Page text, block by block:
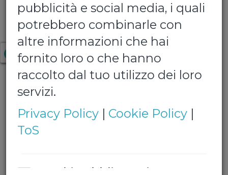
S.Benedetto 0,500
Confezione da 24 bottiglie da 0,500 lt
€ 8,00
Quantita':
pubblicità e social media, i quali
potrebbero combinarle con
altre informazioni che hai
fornito loro o che hanno
raccolto dal tuo utilizzo dei loro
servizi.
Privacy Policy | Cookie Policy |
ToS